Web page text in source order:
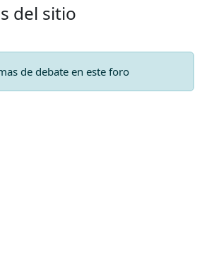
del sitio
de debate en este foro